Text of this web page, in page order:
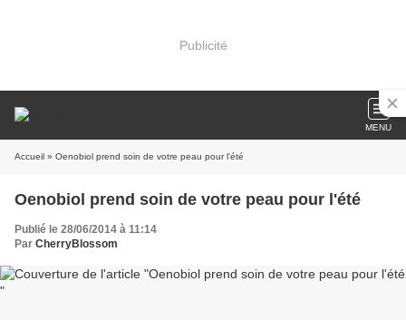
Publicité
MENU
Accueil » Oenobiol prend soin de votre peau pour l'été
Oenobiol prend soin de votre peau pour l'été
Publié le 28/06/2014 à 11:14
Par CherryBlossom